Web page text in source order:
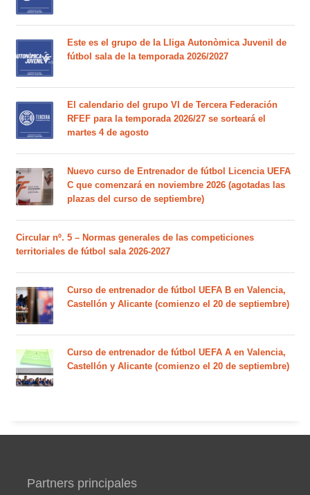
Este es el grupo de la Lliga Autonòmica Juvenil de
fútbol sala de la temporada 2026/2027
El calendario del grupo VI de Tercera Federación
RFEF para la temporada 2026/27 se sorteará el
martes 4 de agosto
Nuevo curso de Entrenador de fútbol Licencia UEFA
C que comenzará en noviembre 2026 (agotadas las
plazas del curso de septiembre)
Circular nº. 5 – Normas generales de las competiciones
territoriales de fútbol sala 2026-2027
Curso de entrenador de fútbol UEFA B en Valencia,
Castellón y Alicante (comienzo el 20 de septiembre)
Curso de entrenador de fútbol UEFA A en Valencia,
Castellón y Alicante (comienzo el 20 de septiembre)
Partners principales